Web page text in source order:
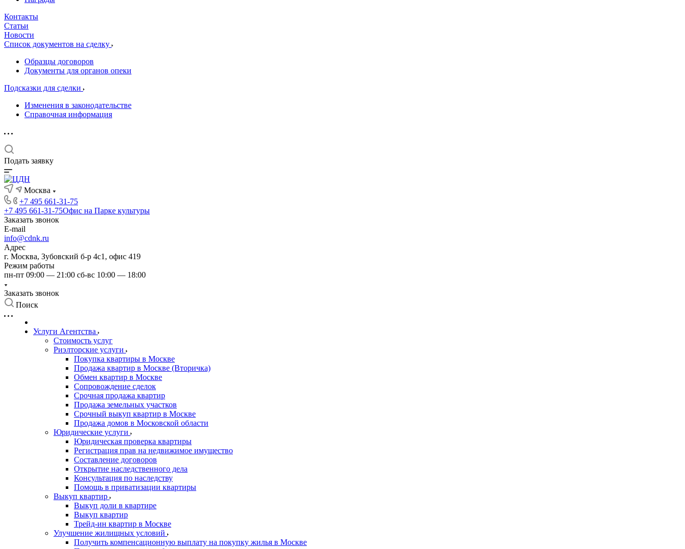
Контакты
Статьи
Новости
Список документов на сделку
Образцы договоров
Документы для органов опеки
Подсказки для сделки
Изменения в законодательстве
Справочная информация
Подать заявку
Москва
+7 495 661-31-75
+7 495 661-31-75Офис на Парке культуры
Заказать звонок
E-mail
info@cdnk.ru
Адрес
г. Москва, Зубовский б-р 4с1, офис 419
Режим работы
пн-пт 09:00 — 21:00 сб-вс 10:00 — 18:00
Заказать звонок
Поиск
Услуги Агентства
Стоимость услуг
Риэлторские услуги
Покупка квартиры в Москве
Продажа квартир в Москве (Вторичка)
Обмен квартир в Москве
Сопровождение сделок
Срочная продажа квартир
Продажа земельных участков
Срочный выкуп квартир в Москве
Продажа домов в Московской области
Юридические услуги
Юридическая проверка квартиры
Регистрация прав на недвижимое имущество
Составление договоров
Открытие наследственного дела
Консультация по наследству
Помощь в приватизации квартиры
Выкуп квартир
Выкуп доли в квартире
Выкуп квартир
Трейд-ин квартир в Москве
Улучшение жилищных условий
Получить компенсационную выплату на покупку жилья в Москве